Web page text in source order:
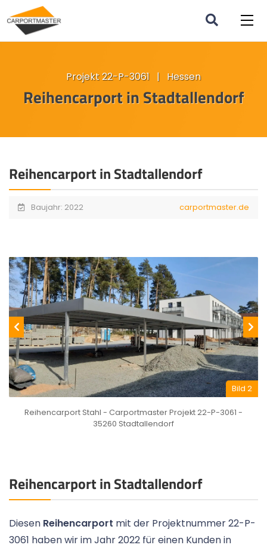
Projekt 22-P-3061 | Hessen
Reihencarport in Stadtallendorf
Reihencarport in Stadtallendorf
Baujahr: 2022 carportmaster.de
Bild 2
Reihencarport Stahl - Carportmaster Projekt 22-P-3061 -
35260 Stadtallendorf
Reihencarport in Stadtallendorf
Diesen Reihencarport mit der Projektnummer 22-P-
3061 haben wir im Jahr 2022 für einen Kunden in